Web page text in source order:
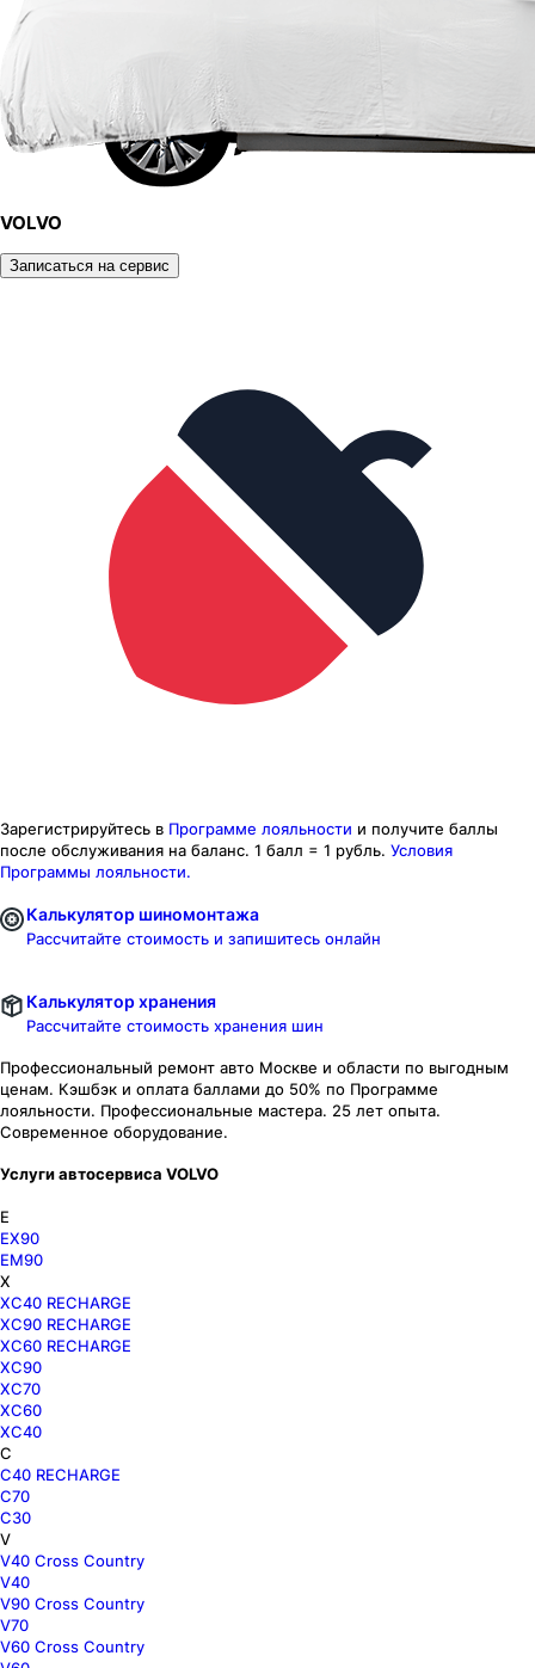
VOLVO
Записаться на сервис
Зарегистрируйтесь в Программе лояльности и получите баллы
после обслуживания на баланс. 1 балл = 1 рубль. Условия
Программы лояльности.
Калькулятор шиномонтажа
Рассчитайте стоимость и запишитесь онлайн
Калькулятор хранения
Рассчитайте стоимость хранения шин
Профессиональный ремонт авто Москве и области по выгодным
ценам. Кэшбэк и оплата баллами до 50% по Программе
лояльности. Профессиональные мастера. 25 лет опыта.
Современное оборудование.
Услуги автосервиса VOLVO
E
EX90
EM90
X
XC40 RECHARGE
XC90 RECHARGE
XC60 RECHARGE
XC90
XC70
XC60
XC40
C
C40 RECHARGE
C70
C30
V
V40 Cross Country
V40
V90 Cross Country
V70
V60 Cross Country